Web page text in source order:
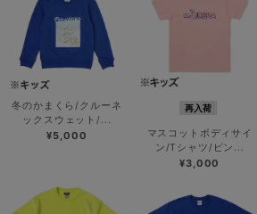
冬のかまくら/クルーネ
ックスウェット/...
¥5,000
再入荷
マスコットボディサイ
ン/Tシャツ/ピン...
¥3,000